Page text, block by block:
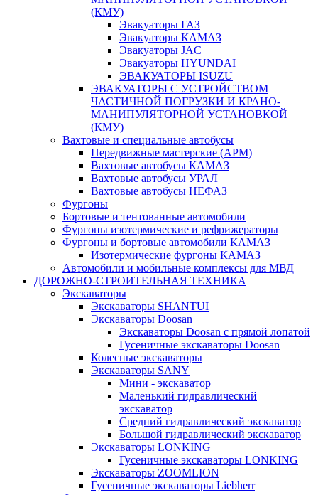
(КМУ)
Эвакуаторы ГАЗ
Эвакуаторы КАМАЗ
Эвакуаторы JAC
Эвакуаторы HYUNDAI
ЭВАКУАТОРЫ ISUZU
ЭВАКУАТОРЫ С УСТРОЙСТВОМ
ЧАСТИЧНОЙ ПОГРУЗКИ И КРАНО-
МАНИПУЛЯТОРНОЙ УСТАНОВКОЙ
(КМУ)
Вахтовые и специальные автобусы
Передвижные мастерские (АРМ)
Вахтовые автобусы КАМАЗ
Вахтовые автобусы УРАЛ
Вахтовые автобусы НЕФАЗ
Фургоны
Бортовые и тентованные автомобили
Фургоны изотермические и рефрижераторы
Фургоны и бортовые автомобили КАМАЗ
Изотермические фургоны КАМАЗ
Автомобили и мобильные комплексы для МВД
ДОРОЖНО-СТРОИТЕЛЬНАЯ ТЕХНИКА
Экскаваторы
Экскаваторы SHANTUI
Экскаваторы Doosan
Экскаваторы Doosan с прямой лопатой
Гусеничные экскаваторы Doosan
Колесные экскаваторы
Экскаватоpы SANY
Мини - экскаватор
Маленький гидравлический
экскаватор
Средний гидравлический экскаватор
Большой гидравлический экскаватор
Экскаваторы LONKING
Гусеничные экскаваторы LONKING
Экскаваторы ZOOMLION
Гусеничные экскаваторы Liebherr